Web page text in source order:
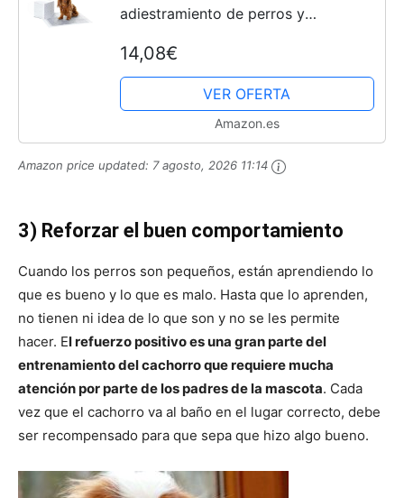
adiestramiento de perros y
olor, a prueba de fugas con
superficie de secado rápido,
regular,...
14,08€
VER OFERTA
Amazon.es
Amazon price updated: 7 agosto, 2026 11:14
3) Reforzar el buen comportamiento
Cuando los perros son pequeños, están aprendiendo lo
que es bueno y lo que es malo. Hasta que lo aprenden,
no tienen ni idea de lo que son y no se les permite
hacer. El refuerzo positivo es una gran parte del
entrenamiento del cachorro que requiere mucha
atención por parte de los padres de la mascota. Cada
vez que el cachorro va al baño en el lugar correcto, debe
ser recompensado para que sepa que hizo algo bueno.